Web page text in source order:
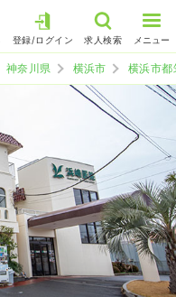
登録/ログイン 求人検索 メニュー
神奈川県 横浜市 横浜市都